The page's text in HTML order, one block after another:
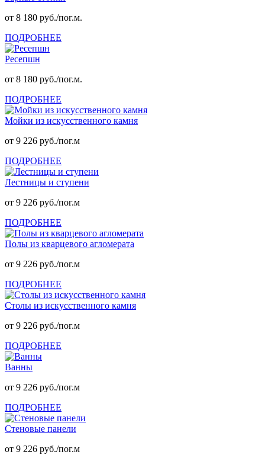
от 8 180 руб./пог.м.
ПОДРОБНЕЕ
Ресепшн
от 8 180 руб./пог.м.
ПОДРОБНЕЕ
Мойки из искусственного камня
от 9 226 руб./пог.м
ПОДРОБНЕЕ
Лестницы и ступени
от 9 226 руб./пог.м
ПОДРОБНЕЕ
Полы из кварцевого агломерата
от 9 226 руб./пог.м
ПОДРОБНЕЕ
Столы из искусственного камня
от 9 226 руб./пог.м
ПОДРОБНЕЕ
Ванны
от 9 226 руб./пог.м
ПОДРОБНЕЕ
Стеновые панели
от 9 226 руб./пог.м